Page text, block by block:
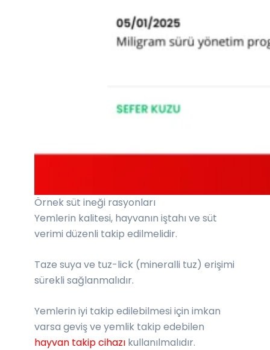
Örnek süt ineği rasyonları
Yemlerin kalitesi, hayvanın iştahı ve süt
verimi düzenli takip edilmelidir.
Taze suya ve tuz-lick (mineralli tuz) erişimi
sürekli sağlanmalıdır.
Yemlerin iyi takip edilebilmesi için imkan
varsa geviş ve yemlik takip edebilen
hayvan takip cihazı kullanılmalıdır.